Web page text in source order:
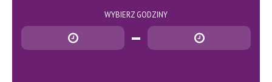
WYBIERZ GODZINY
Godzina rozpoczęcia
Godzina zakończenia